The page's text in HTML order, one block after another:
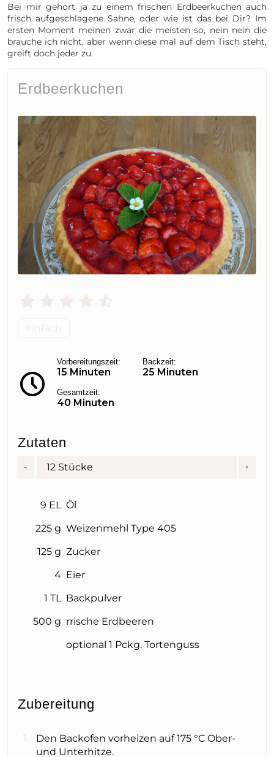
Bei mir gehört ja zu einem frischen Erdbeerkuchen auch
frisch aufgeschlagene Sahne, oder wie ist das bei Dir? Im
ersten Moment meinen zwar die meisten so, nein nein die
brauche ich nicht, aber wenn diese mal auf dem Tisch steht,
greift doch jeder zu.
Erdbeerkuchen
einfach
Vorbereitungszeit:
15 Minuten
Backzeit:
25 Minuten
Gesamtzeit:
40 Minuten
Zutaten
– 12 Stücke +
9 EL Öl
225 g Weizenmehl Type 405
125 g Zucker
4 Eier
1 TL Backpulver
500 g rrische Erdbeeren
optional 1 Pckg. Tortenguss
Zubereitung
Den Backofen vorheizen auf 175 °C Ober-
und Unterhitze.